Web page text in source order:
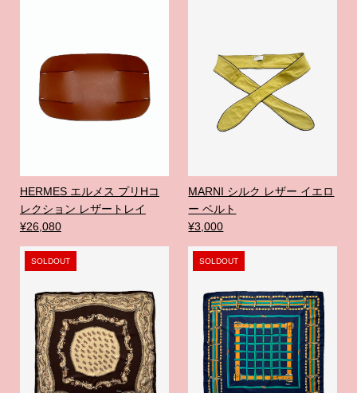
HERMES エルメス プリHコ
レクション レザートレイ
¥26,080
MARNI シルク レザー イエロ
ー ベルト
¥3,000
SOLDOUT SOLDOUT